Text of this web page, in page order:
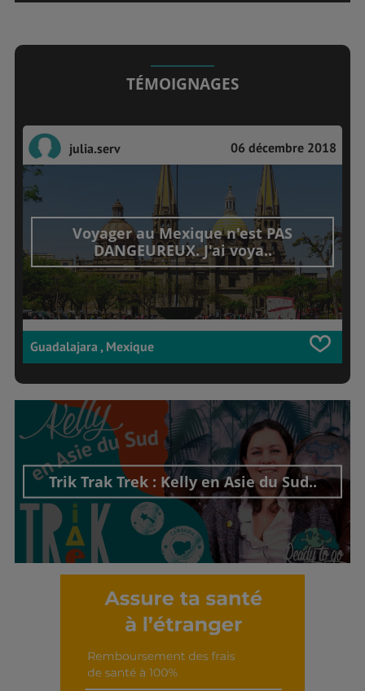
TÉMOIGNAGES
julia.serv 06 décembre 2018
Voyager au Mexique n'est PAS
DANGEUREUX. J'ai voya..
Guadalajara , Mexique
Trik Trak Trek : Kelly en Asie du Sud..
Découvrir cet interview